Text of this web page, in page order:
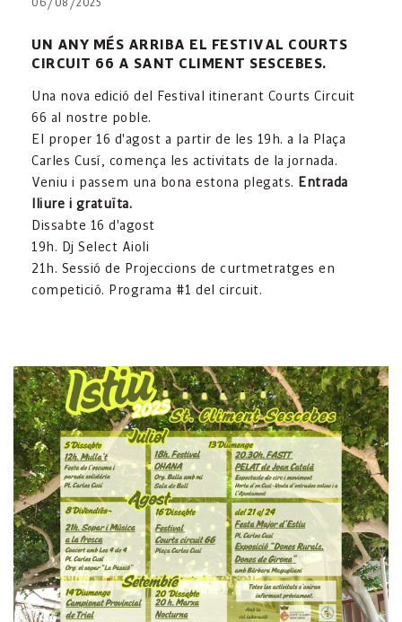
UN ANY MÉS ARRIBA EL FESTIVAL COURTS
CIRCUIT 66 A SANT CLIMENT SESCEBES.
Una nova edició del Festival itinerant Courts Circuit
66 al nostre poble.
El proper 16 d'agost a partir de les 19h. a la Plaça
Carles Cusí, comença les activitats de la jornada.
Veniu i passem una bona estona plegats. Entrada
lliure i gratuïta.
Dissabte 16 d'agost
19h. Dj Select Aioli
21h. Sessió de Projeccions de curtmetratges en
competició. Programa #1 del circuit.